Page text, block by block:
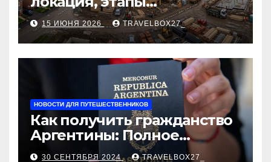
строительства, проверка
застройщика, сценарии
оформления сделки и
рыночные ориентиры
15 ИЮНЯ 2026 TRAVELBOX27_
НОВОСТИ ДЛЯ ПУТЕШЕСТВЕННИКОВ
Как получить гражданство
Аргентины: Полное
руководство
30 СЕНТЯБРЯ 2024 TRAVELBOX27_